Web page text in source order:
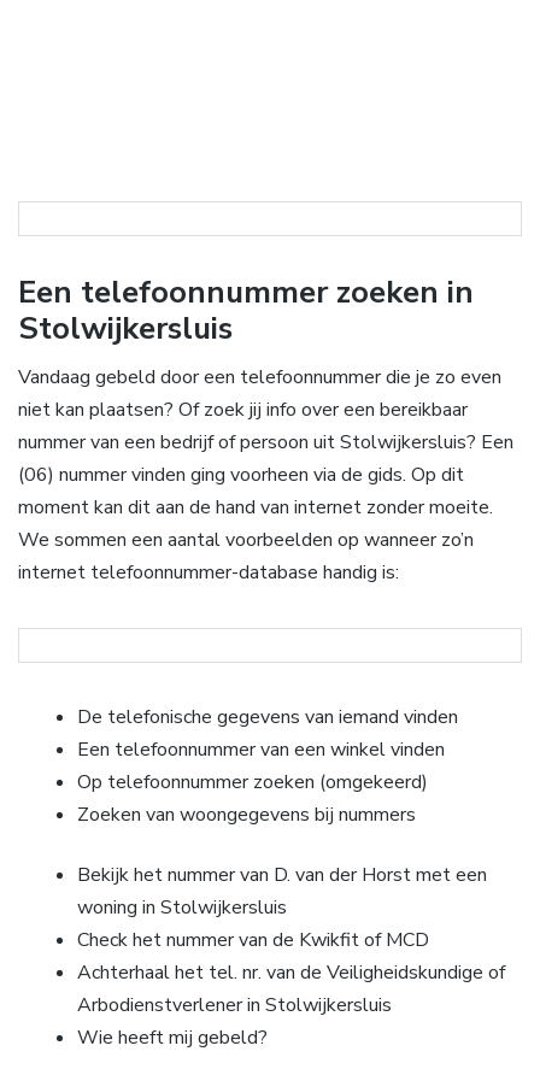
Een telefoonnummer zoeken in
Stolwijkersluis
Vandaag gebeld door een telefoonnummer die je zo even
niet kan plaatsen? Of zoek jij info over een bereikbaar
nummer van een bedrijf of persoon uit Stolwijkersluis? Een
(06) nummer vinden ging voorheen via de gids. Op dit
moment kan dit aan de hand van internet zonder moeite.
We sommen een aantal voorbeelden op wanneer zo’n
internet telefoonnummer-database handig is:
De telefonische gegevens van iemand vinden
Een telefoonnummer van een winkel vinden
Op telefoonnummer zoeken (omgekeerd)
Zoeken van woongegevens bij nummers
Bekijk het nummer van D. van der Horst met een
woning in Stolwijkersluis
Check het nummer van de Kwikfit of MCD
Achterhaal het tel. nr. van de Veiligheidskundige of
Arbodienstverlener in Stolwijkersluis
Wie heeft mij gebeld?